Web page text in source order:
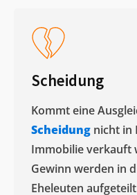
Scheidung
Kommt eine
Scheidung nicht in
Immobilie verkauft
Gewinn werden in
Eheleuten